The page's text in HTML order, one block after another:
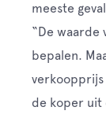
meeste
“De waarde
bepalen.
verkoopprijs
de koper uit